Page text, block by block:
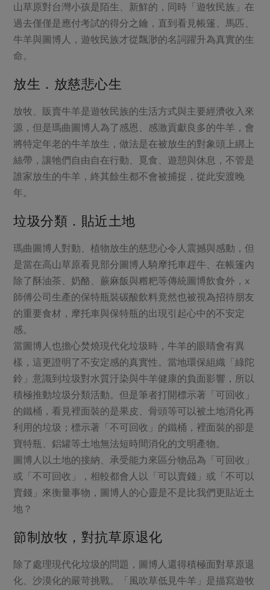
山草原對台灣小孩是陌生、新鮮的，同時「遊牧民族」在
過去僅僅是應付考試的得分之鑰，直到看見帳篷、馬匹、
牛羊與圖博人，遊牧民族才從飄渺的名詞躍升為真實的生
命。
放生．放慈悲心生
放牧、販賣牛羊是遊牧民族的生活方式與主要經濟收入來
源，但是瑪曲圖博人為了感恩、感激貢獻良多的牛羊，會
將特定年老的牛羊放生，做法是在被放生的對象頭上綁上
絲帶，讓牠們自由自在行動、覓食、遊憩與休息，不管是
誰家放生的牛羊，終其餘生都不會被捕捉，從此安渡晚
年。
垃圾分類．貼近土地
瑪曲圖博人對動、植物放生的慈悲心令人震撼與感動，但
是當在高山草原看見部分圖博人騎摩托車趕牛、在帳篷內
除了酥油茶、奶酪、蕨麻飯與糌粑等傳統圖博飲食外，x
師傅公司生產的保特瓶裝碳酸飲料竟然也被視為招待朋友
的重要食材，摩托車與保特瓶的出現引起心中的不安定
感。
當圖博人也擔心焚燒現代化垃圾時，牛羊的眼睛會有異
樣，這更證明了不安定感的真實性。當地環保組織「綠陀
鈴」意識到垃圾對水質汙染與牛羊健康的負面影響，所以
積極推動垃圾分類活動。但是筆者打開標示著「可回收」
的鐵桶，看見裡面裝的是果皮、骨頭等可以被土地消化再
利用的垃圾；標示著「不可回收」的鐵桶，裡面裝的卻是
寶特瓶、鋁罐等土地無法短時間消化的文明產物。
圖博人以土地的接納、承受能力來區分物品為「可回收」
或「不可回收」，相較都會人以「可以賣錢」或「不可以
賣錢」來衡量事物，圖博人的心靈是不是比我們更貼近土
地？
節制放牧，對抗草原退化
除了處理現代化垃圾的問題，圖博人還得積極面對草原退
化、沙漠化的嚴苛挑戰。「風吹草低見牛羊」是描寫遊牧